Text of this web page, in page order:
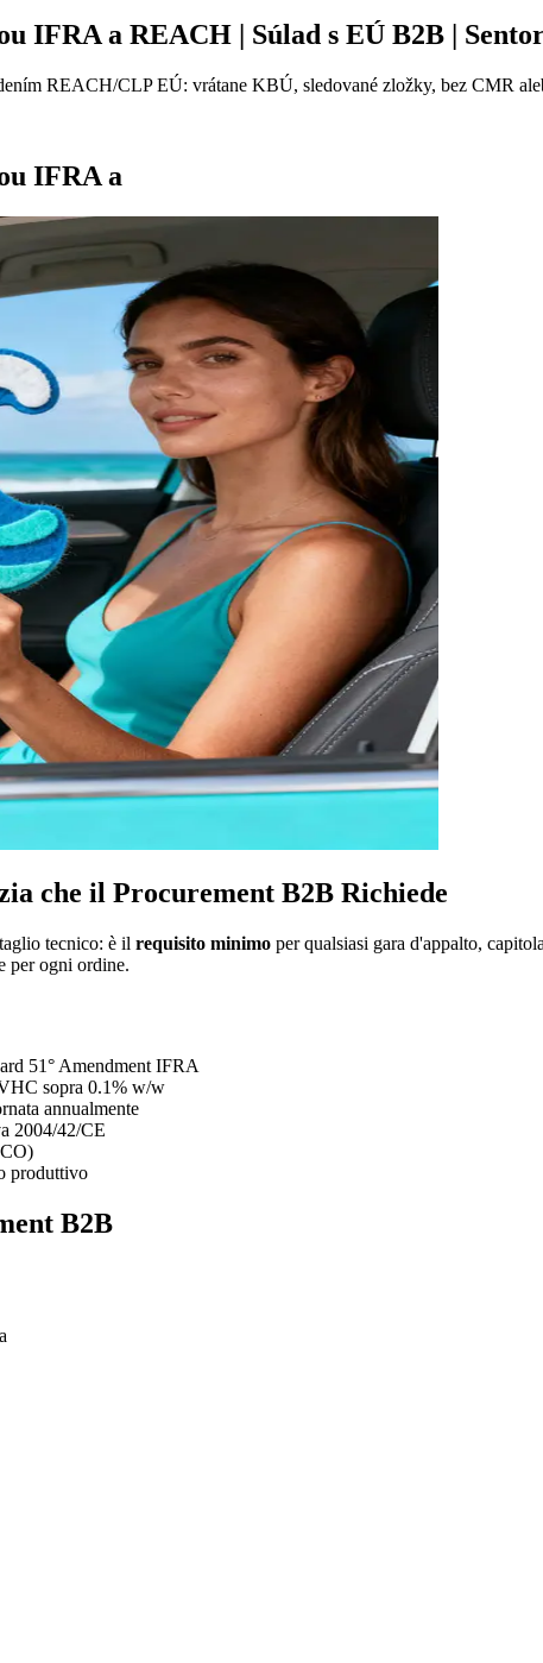
IFRA a REACH | Súlad s EÚ B2B |
REACH/CLP EÚ: vrátane KBÚ, sledované zložky, bez CMR
IFRA a
che il Procurement B2B Richiede
tecnico: è il requisito minimo per qualsiasi gara d'appalto,
per ogni ordine.
51° Amendment IFRA
sopra 0.1% w/w
annualmente
2004/42/CE
produttivo
B2B